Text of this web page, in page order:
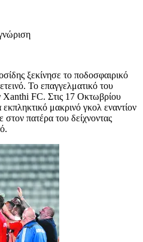
ξεκίνησε το ποδοσφαιρικό
Το επαγγελματικό του
Xanthi FC. Στις 17 Οκτωβρίου
μακρινό γκολ εναντίον
πατέρα του δείχνοντας